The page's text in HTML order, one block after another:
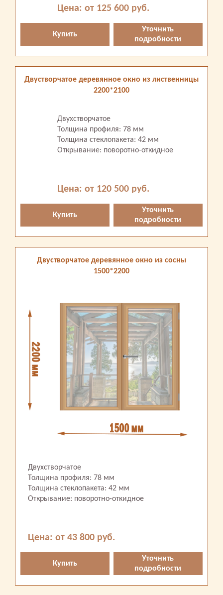
Цена: от 125 600 руб.
Купить
Уточнить
подробности
Двустворчатое деревянное окно из лиственницы
2200*2100
Двухстворчатое
Толщина профиля: 78 мм
Толщина стеклопакета: 42 мм
Открывание: поворотно-откидное
Цена: от 120 500 руб.
Купить
Уточнить
подробности
Двустворчатое деревянное окно из сосны
1500*2200
Двухстворчатое
Толщина профиля: 78 мм
Толщина стеклопакета: 42 мм
Открывание: поворотно-откидное
Цена: от 43 800 руб.
Купить
Уточнить
подробности